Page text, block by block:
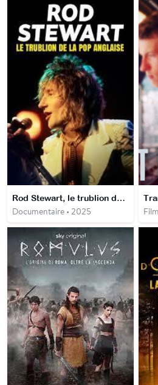
Rod Stewart, le trublion de la pop anglaise
Documentaire • 2025